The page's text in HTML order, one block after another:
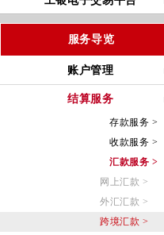
服务导览
账户管理
结算服务
存款服务 >
收款服务 >
汇款服务 >
网上汇款 >
外汇汇款 >
跨境汇款 >